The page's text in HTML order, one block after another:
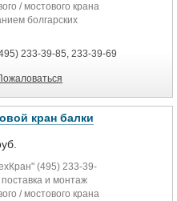
/ мостового крана
болгарских
233-39-85, 233-39-69
кран балки
(495) 233-39-
и монтаж
/ мостового крана